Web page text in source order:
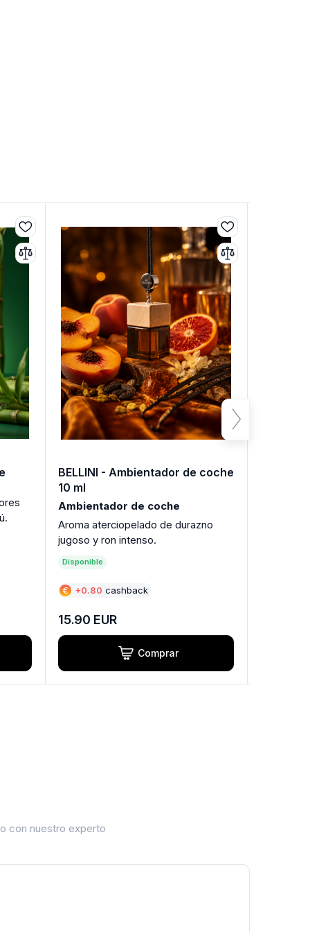
BELLINI - Ambientador de coche
10 ml
Ambientador de coche
Aroma aterciopelado de durazno
jugoso y ron intenso.
Disponible
€ +0.80 cashback
15.90 EUR
Comprar
con nuestro experto